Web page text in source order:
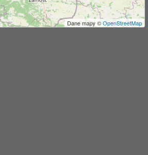
Dane mapy ©OpenStreetMap